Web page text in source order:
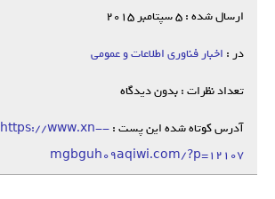
ارسال شده : 5 سپتامبر 2015
در : اخبار فناوری اطلاعات و عمومی
تعداد نظرات : بدون دیدگاه
آدرس کوتاه شده این پست :https://www.xn--
mgbguh09aqiwi.com/?p=12107